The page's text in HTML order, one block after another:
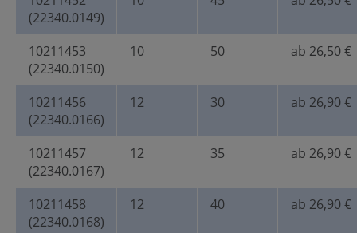
(22340.0149)
10211453
(22340.0150)
10 50 ab 26,50 €
10211456
(22340.0166)
12 30 ab 26,90 €
10211457
(22340.0167)
12 35 ab 26,90 €
10211458
(22340.0168)
12 40 ab 26,90 €